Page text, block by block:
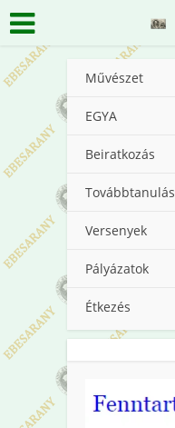
Művészet
EGYA
Beiratkozás
Továbbtanulás
Versenyek
Pályázatok
Étkezés